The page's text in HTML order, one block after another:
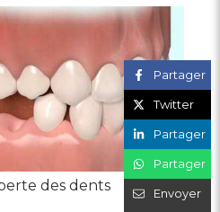
des dents
Partager
Twitter
Partager
Partager
Envoyer